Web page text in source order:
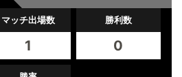
マッチ出場数
1
勝利数
0